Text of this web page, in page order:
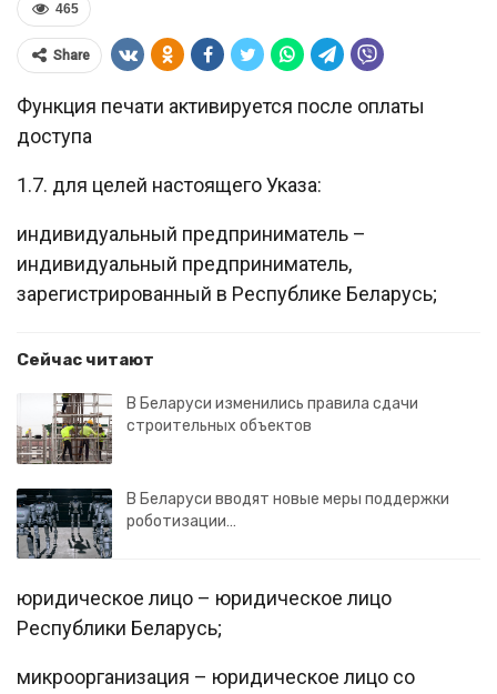
465
Share
Функция печати активируется после оплаты
доступа
1.7. для целей настоящего Указа:
индивидуальный предприниматель –
индивидуальный предприниматель,
зарегистрированный в Республике Беларусь;
Сейчас читают
В Беларуси изменились правила сдачи
строительных объектов
В Беларуси вводят новые меры поддержки
роботизации…
юридическое лицо – юридическое лицо
Республики Беларусь;
микроорганизация – юридическое лицо со